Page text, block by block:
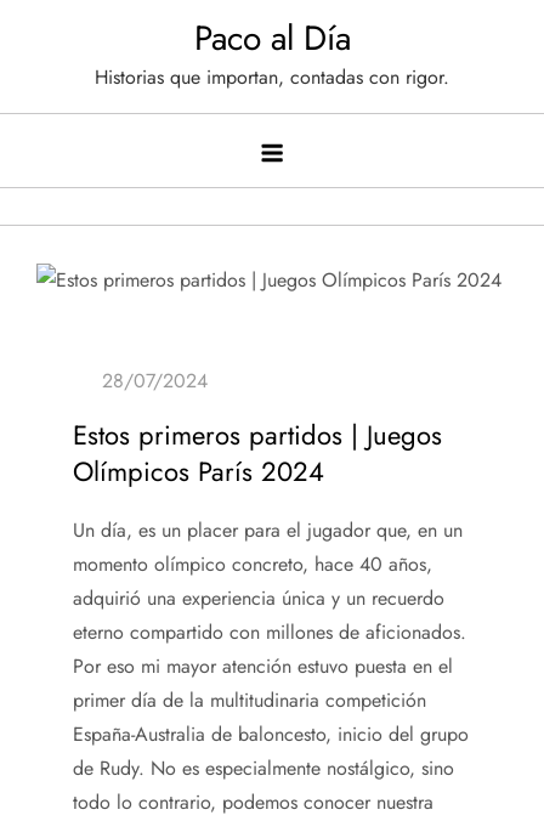
Paco al Día
Historias que importan, contadas con rigor.
Estos primeros partidos | Juegos
Olímpicos París 2024
Un día, es un placer para el jugador que, en un
momento olímpico concreto, hace 40 años,
adquirió una experiencia única y un recuerdo
eterno compartido con millones de aficionados.
Por eso mi mayor atención estuvo puesta en el
primer día de la multitudinaria competición
España-Australia de baloncesto, inicio del grupo
de Rudy. No es especialmente nostálgico, sino
todo lo contrario, podemos conocer nuestra